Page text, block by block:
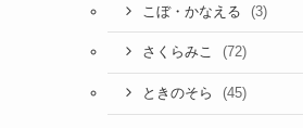
こぼ・かなえる (3)
さくらみこ (72)
ときのそら (45)